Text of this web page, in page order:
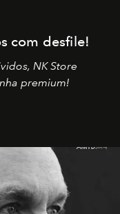
com desfile!
NK Store
premium!